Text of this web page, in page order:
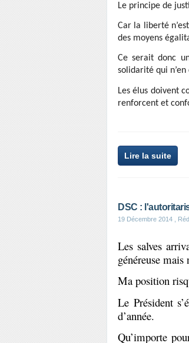
Le principe de
Car la liberté
des moyens
Ce serait donc
solidarité qui n’en
Les élus doivent
renforcent et
Lire la suite
DSC :
19 Décembre 2014 ,
Les salves
généreuse
Ma position
Le Président
d’année.
Qu’importe